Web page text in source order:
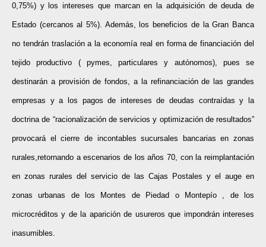
0,75%) y los intereses que marcan en la adquisición de deuda de
Estado (cercanos al 5%). Además, los beneficios de la Gran Banca
no tendrán traslación a la economía real en forma de financiación del
tejido productivo ( pymes, particulares y autónomos), pues se
destinarán a provisión de fondos, a la refinanciación de las grandes
empresas y a los pagos de intereses de deudas contraídas y la
doctrina de “racionalización de servicios y optimización de resultados”
provocará el cierre de incontables sucursales bancarias en zonas
rurales,retornando a escenarios de los años 70, con la reimplantación
en zonas rurales del servicio de las Cajas Postales y el auge en
zonas urbanas de los Montes de Piedad o Montepío , de los
microcréditos y de la aparición de usureros que impondrán intereses
inasumibles.